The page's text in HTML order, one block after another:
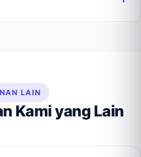
fitur serta skala sistem.
setelah analisis
LAIN
Kami yang Lain